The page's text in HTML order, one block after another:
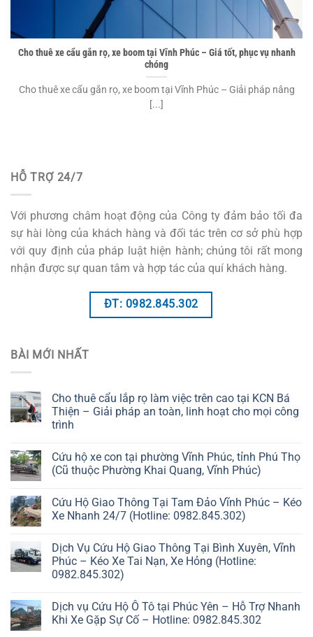
Cho thuê xe cẩu gắn rọ, xe boom tại Vĩnh Phúc – Giá tốt, phục vụ nhanh
chóng
Cho thuê xe cẩu gắn rọ, xe boom tại Vĩnh Phúc – Giải pháp nâng
[...]
HỖ TRỢ 24/7
Với phương châm hoạt động của Công ty đảm bảo tối đa
sự hài lòng của khách hàng và đối tác trên cơ sở phù hợp
với quy định của pháp luật hiện hành; chúng tôi rất mong
nhận được sự quan tâm và hợp tác của quí khách hàng.
ĐT: 0982.845.302
BÀI MỚI NHẤT
Cho thuê cẩu lắp rọ làm việc trên cao tại KCN Bá
Thiện – Giải pháp an toàn, linh hoạt cho mọi công
trình
Cứu hộ xe con tại phường Vĩnh Phúc, tỉnh Phú Thọ
(Cũ thuộc Phường Khai Quang, Vĩnh Phúc)
Cứu Hộ Giao Thông Tại Tam Đảo Vĩnh Phúc – Kéo
Xe Nhanh 24/7 (Hotline: 0982.845.302)
Dịch Vụ Cứu Hộ Giao Thông Tại Bình Xuyên, Vĩnh
Phúc – Kéo Xe Tai Nạn, Xe Hỏng (Hotline:
0982.845.302)
Dịch vụ Cứu Hộ Ô Tô tại Phúc Yên – Hỗ Trợ Nhanh
Khi Xe Gặp Sự Cố – Hotline: 0982.845.302